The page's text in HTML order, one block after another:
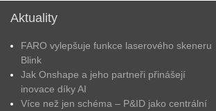
Aktuality
FARO vylepšuje funkce laserového skeneru
Blink
Jak Onshape a jeho partneři přinášejí
inovace díky AI
Více než jen schéma – P&ID jako centrální